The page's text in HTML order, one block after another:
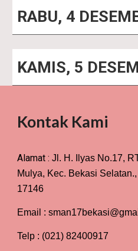
RABU, 4
KAMIS, 5
Kontak Kami
Alamat :Jl. H. Ilyas No.17,
Mulya, Kec. Bekasi
17146
Email :
Telp : (021) 82400917